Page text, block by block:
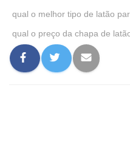
qual o melhor tipo de latão
qual o preço da chapa de